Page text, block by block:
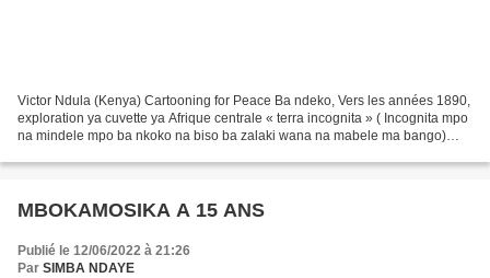
Victor Ndula (Kenya) Cartooning for Peace Ba ndeko, Vers les années 1890,
exploration ya cuvette ya Afrique centrale « terra incognita » ( Incognita mpo
na mindele mpo ba nkoko na biso ba zalaki wana na mabele ma bango)
MBOKAMOSIKA A 15 ANS
Publié le 12/06/2022 à 21:26
Par SIMBA NDAYE